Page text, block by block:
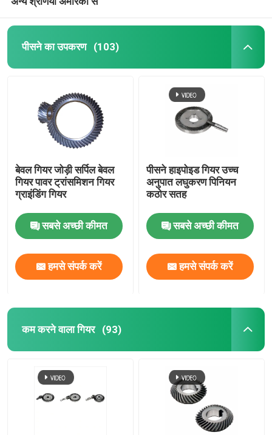
पीसने का उपकरण (103)
बेवल गियर जोड़ी सर्पिल बेवल
गियर पावर ट्रांसमिशन गियर
ग्राइंडिंग गियर
सबसे अच्छी कीमत
हमसे संपर्क करें
पीसने हाइपोइड गियर उच्च
अनुपात लघुकरण पिनियन
कठोर सतह
सबसे अच्छी कीमत
हमसे संपर्क करें
कम करने वाला गियर (93)